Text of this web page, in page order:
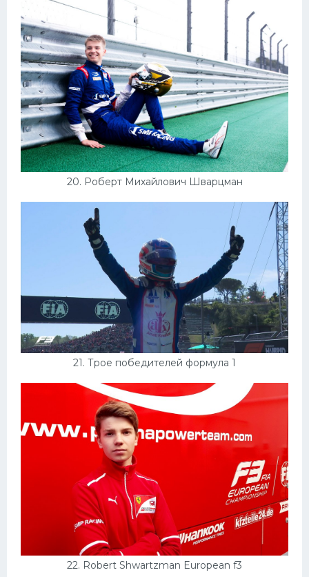
20. Роберт Михайлович Шварцман
21. Трое победителей формула 1
22. Robert Shwartzman European f3